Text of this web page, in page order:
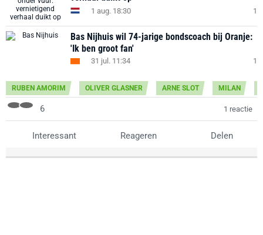
1 aug. 18:30 1
Bas Nijhuis wil 74-jarige bondscoach bij Oranje:
'Ik ben groot fan'
31 jul. 11:34 1
RUBEN AMORIM OLIVER GLASNER ARNE SLOT MILAN
6 1 reactie
Interessant Reageren Delen